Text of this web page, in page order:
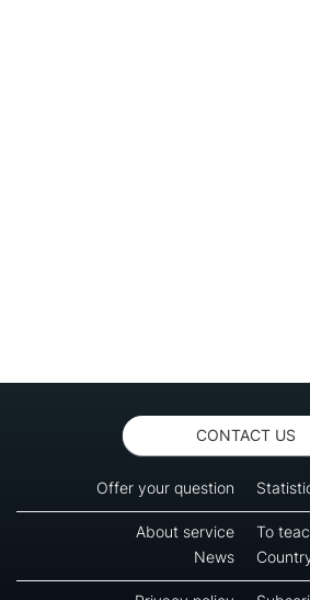
CONTACT US
Offer your question
About service
To
News